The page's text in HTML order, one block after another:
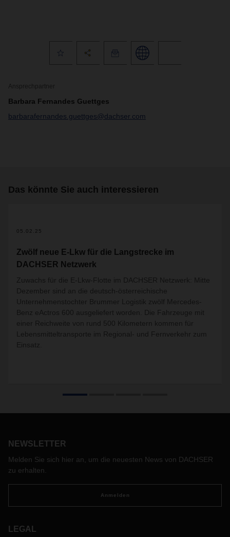
Ansprechpartner
Barbara Fernandes Guettges
barbarafernandes.guettges@dachser.com
Das könnte Sie auch interessieren
05.02.25
Zwölf neue E-Lkw für die Langstrecke im
DACHSER Netzwerk
Zuwachs für die E-Lkw-Flotte im DACHSER Netzwerk: Mitte
Dezember sind an die deutsch-österreichische
Unternehmenstochter Brummer Logistik zwölf Mercedes-
Benz eActros 600 ausgeliefert worden. Die Fahrzeuge mit
einer Reichweite von rund 500 Kilometern kommen für
Lebensmitteltransporte im Regional- und Fernverkehr zum
Einsatz.
NEWSLETTER
Melden Sie sich hier an, um die neuesten News von DACHSER
zu erhalten.
Anmelden
LEGAL